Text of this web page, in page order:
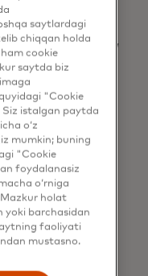
biznes
va
saytlardagi
chiqqan holda
cookie
saytda biz
"Cookie
istalgan paytda
o‘z
mumkin; buning
"Cookie
foydalanasiz
o‘rniga
Mazkur holat
yoki barchasidan
faoliyati
mustasno.